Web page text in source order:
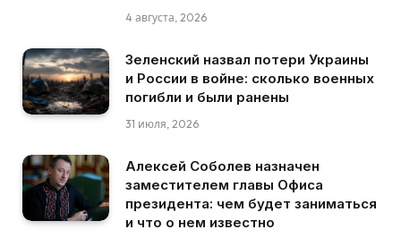
4 августа, 2026
Зеленский назвал потери Украины
и России в войне: сколько военных
погибли и были ранены
31 июля, 2026
Алексей Соболев назначен
заместителем главы Офиса
президента: чем будет заниматься
и что о нем известно